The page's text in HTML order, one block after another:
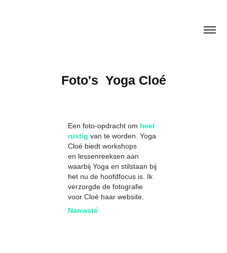
Foto's  Yoga Cloé
Een foto-opdracht om heel
rustig van te worden. Yoga
Cloé biedt workshops
en lessenreeksen aan
waarbij Yoga en stilstaan bij
het nu de hoofdfocus is. Ik
verzorgde de fotografie
voor Cloé haar website.
Namasté